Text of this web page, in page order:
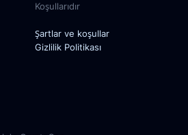
Koşullarıdır
Şartlar ve koşullar
Gizlilik Politikası